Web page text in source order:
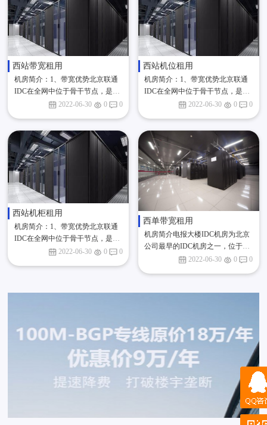
西站带宽租用
机房简介：1、带宽优势北京联通
IDC在全网中位于骨干节点，是中
国联通全网内容分发的核心。机房
2022-06-30 0 0
西站机位租用
机房简介：1、带宽优势北京联通
IDC在全网中位于骨干节点，是中
国联通全网内容分发的核心。机房
运营...
2022-06-30 0 0
西站机柜租用
机房简介：1、带宽优势北京联通
IDC在全网中位于骨干节点，是中
国联通全网内容分发的核心。机房
2022-06-30 0 0
西单带宽租用
机房简介电报大楼IDC机房为北京
公司最早的IDC机房之一，位于市
中心，在客户中信誉度较高。该机
双归...
2022-06-30 0 0
QQ咨询